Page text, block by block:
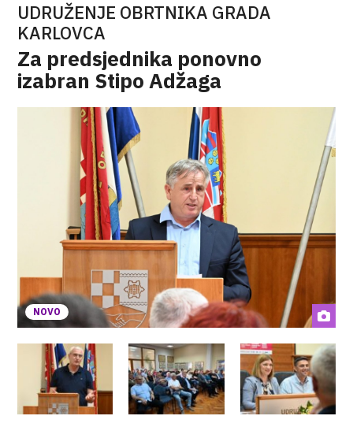
UDRUŽENJE OBRTNIKA GRADA
KARLOVCA
Za predsjednika ponovno
izabran Stipo Adžaga
NOVO